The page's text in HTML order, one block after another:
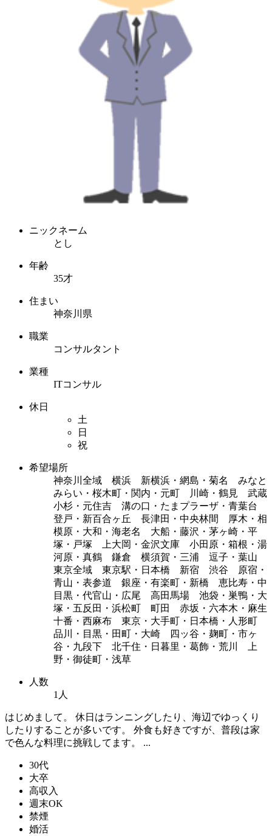
ニックネーム
とし
年齢
35才
住まい
神奈川県
職業
コンサルタント
業種
ITコンサル
休日
土
日
祝
希望場所
神奈川全域 横浜 新横浜・網島・菊名 みなと
みらい・桜木町・関内・元町 川崎・鶴見 武蔵
小杉・元住吉 溝の口・たまプラーザ・青葉台
登戸・新百合ヶ丘 長津田・中央林間 厚木・相
模原・大和・海老名 大船・藤沢・茅ヶ崎・平
塚・戸塚 上大岡・金沢文庫 小田原・箱根・湯
河原・真鶴 鎌倉 横須賀・三浦 逗子・葉山
東京全域 東京駅・日本橋 新宿 渋谷 原宿・
青山・表参道 銀座・有楽町・新橋 恵比寿・中
目黒・代官山・広尾 高田馬場 池袋・巣鴨・大
塚・五反田・浜松町 町田 赤坂・六本木・麻生
十番・西麻布 東京・大手町・日本橋・人形町
品川・目黒・田町・大崎 四ッ谷・麹町・市ヶ
谷・九段下 北千住・日暮里・葛飾・荒川 上
野・御徒町・浅草
人数
1人
はじめまして。 休日はランニングしたり、海辺でゆっくり
したりすることが多いです。 外食も好きですが、普段は家
で色んな料理に挑戦してます。 ...
30代
大卒
高収入
週末OK
禁煙
婚活